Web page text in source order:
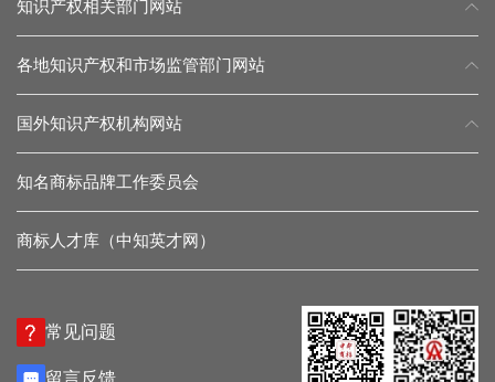
知识产权相关部门网站
各地知识产权和市场监管部门网站
国外知识产权机构网站
知名商标品牌工作委员会
商标人才库（中知英才网）
常见问题
留言反馈